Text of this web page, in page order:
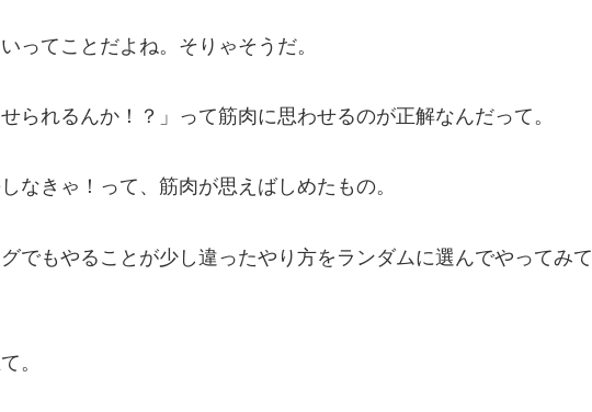
ってことだよね。そりゃそうだ。
られるんか！？」って筋肉に思わせるのが正解なんだって。
なきゃ！って、筋肉が思えばしめたもの。
でもやることが少し違ったやり方をランダムに選んでやってみて
。